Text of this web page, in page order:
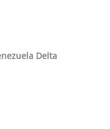
Delta